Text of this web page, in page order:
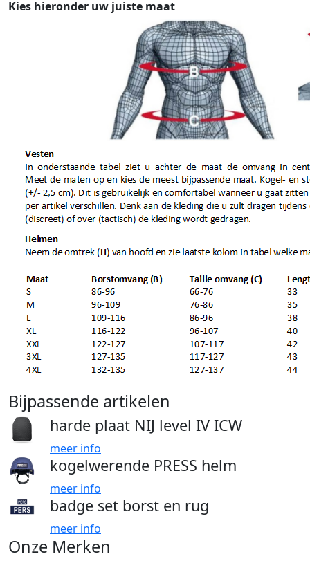
Kies hieronder uw juiste maat
Bijpassende artikelen
harde plaat NIJ level IV ICW
meer info
kogelwerende PRESS helm
meer info
badge set borst en rug
meer info
Onze Merken